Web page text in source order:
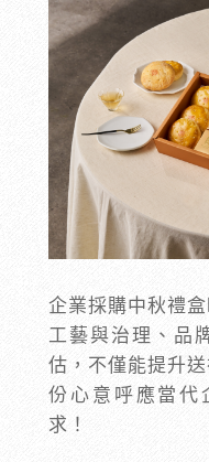
企業採購中秋禮
工藝與治理、品
估，不僅能提升
份心意呼應當代
求！